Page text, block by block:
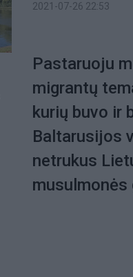
2021-07-26 22:53
Pastaruoju
migrantų
kurių buvo ir
Baltarusijos
netrukus
musulmonės